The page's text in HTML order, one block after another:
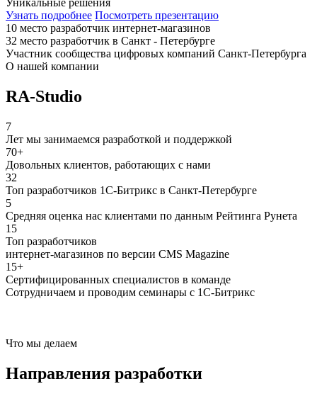
Узнать подробнее Посмотреть презентацию
10 место разработчик интернет-магазинов
32 место разработчик в Санкт - Петербурге
Участник сообщества цифровых компаний Санкт-Петербурга
О нашей компании
RA-Studio
7
Лет мы занимаемся разработкой и поддержкой
70+
Довольных клиентов, работающих с нами
32
Топ разработчиков 1С-Битрикс в Санкт-Петербурге
5
Средняя оценка нас клиентами по данным Рейтинга Рунета
15
Топ разработчиков
интернет-магазинов по версии CMS Magazine
15+
Сертифицированных специалистов в команде
Сотрудничаем и проводим семинары с 1С-Битрикс
Что мы делаем
Направления разработки